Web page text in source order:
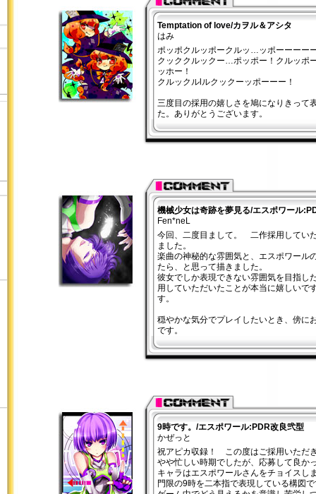
Temptation of love/カヲル＆アシタ
はみ
ポッポクルッポークルッ…ッポーーーー
クッククルックー…ポッポー！クルッポ
ッホー！
クルックルlルクックーッポーーー！
三度目の採用の嬉しさを鳩になりきって
た。ありがとうございます。
機械少女は奇跡を夢見る/エスポワール
Fen*neL
今回、二度目まして。 二作採用してい
ました。
楽曲の神秘的な雰囲気と、エスポワール
たら、と思って描きました。
彼女でしか表現できない雰囲気を目指し
用していただいたことが本当に嬉しいで
す。
穏やかな気分でプレイしたいとき、傍に
です。
9時です。/エスポワール:PDR改良弐型
かぜっと
祝アピカ収録！ この度はご採用いただ
やや忙しい時期でしたが、応募して良か
キャラはエスポワールさんをチョイスし
門限の9時を二本指で表現している構図